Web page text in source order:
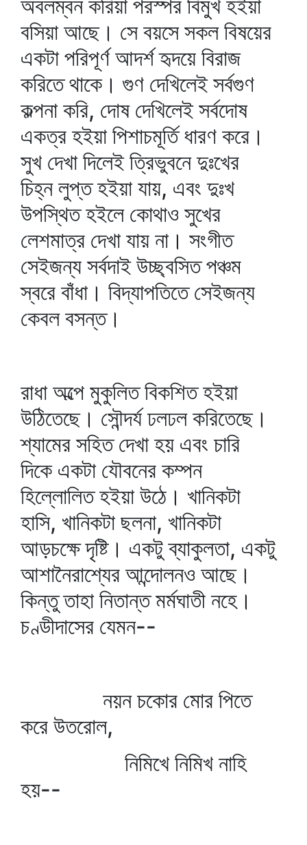
অবলম্বন করিয়া পরস্পর বিমুখ হইয়া
বসিয়া আছে। সে বয়সে সকল বিষয়ের
একটা পরিপূর্ণ আদর্শ হৃদয়ে বিরাজ
করিতে থাকে। গুণ দেখিলেই সর্বগুণ
কল্পনা করি, দোষ দেখিলেই সর্বদোষ
একত্র হইয়া পিশাচমূর্তি ধারণ করে।
সুখ দেখা দিলেই ত্রিভুবনে দুঃখের
চিহ্ন লুপ্ত হইয়া যায়, এবং দুঃখ
উপস্থিত হইলে কোথাও সুখের
লেশমাত্র দেখা যায় না। সংগীত
সেইজন্য সর্বদাই উচ্ছ্বসিত পঞ্চম
স্বরে বাঁধা। বিদ্যাপতিতে সেইজন্য
কেবল বসন্ত।
রাধা অল্পে মুকুলিত বিকশিত হইয়া
উঠিতেছে। সৌন্দর্য ঢলঢল করিতেছে।
শ্যামের সহিত দেখা হয় এবং চারি
দিকে একটা যৌবনের কম্পন
হিল্লোলিত হইয়া উঠে। খানিকটা
হাসি, খানিকটা ছলনা, খানিকটা
আড়চক্ষে দৃষ্টি। একটু ব্যাকুলতা, একটু
আশানৈরাশ্যের আন্দোলনও আছে।
কিন্তু তাহা নিতান্ত মর্মঘাতী নহে।
চণ্ডীদাসের যেমন--
নয়ন চকোর মোর পিতে
করে উতরোল,
নিমিখে নিমিখ নাহি
হয়--